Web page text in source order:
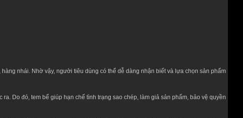
nhái. Nhờ vậy, người tiêu dùng có thể dễ dàng nhận biết và lựa chọn sản phẩm
Do đó, tem bể giúp hạn chế tình trạng sao chép, làm giả sản phẩm, bảo vệ quyền